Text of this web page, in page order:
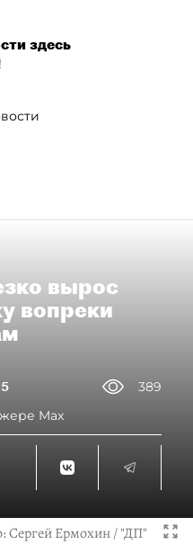
здесь
вырос
вопреки
389
Max
Сергей Ермохин / "ДП"